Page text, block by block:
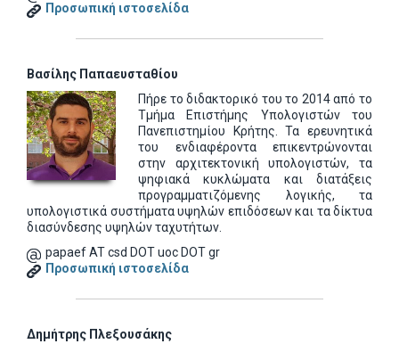
Προσωπική ιστοσελίδα
Βασίλης Παπαευσταθίου
Πήρε το διδακτορικό του το 2014 από το
Τμήμα Επιστήμης Υπολογιστών του
Πανεπιστημίου Κρήτης. Τα ερευνητικά
του ενδιαφέροντα επικεντρώνονται
στην αρχιτεκτονική υπολογιστών, τα
ψηφιακά κυκλώματα και διατάξεις
προγραμματιζόμενης λογικής, τα
υπολογιστικά συστήματα υψηλών επιδόσεων και τα δίκτυα
διασύνδεσης υψηλών ταχυτήτων.
papaef AT csd DOT uoc DOT gr
Προσωπική ιστοσελίδα
Δημήτρης Πλεξουσάκης